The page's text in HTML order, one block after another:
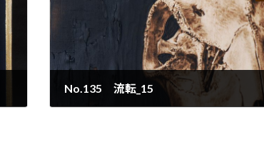
No.135 流転_15